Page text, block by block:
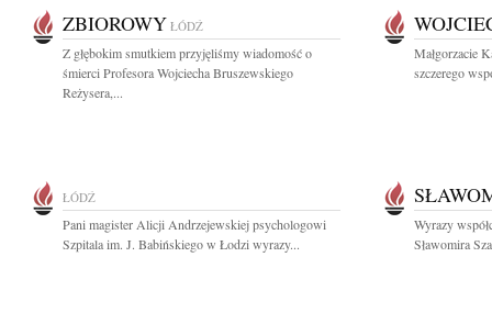
ZBIOROWY ŁÓDŹ
Z głębokim smutkiem przyjęliśmy wiadomość o
śmierci Profesora Wojciecha Bruszewskiego
Reżysera,...
Małgorzacie
szczerego
ŁÓDŹ
Pani magister Alicji Andrzejewskiej psychologowi
Szpitala im. J. Babińskiego w Łodzi wyrazy...
Wyrazy
Sławomira